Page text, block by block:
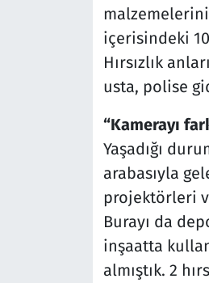
malzemelerini
içerisindeki
Hırsızlık
usta, polise
“Kamerayı
Yaşadığı
arabasıyla
projektörleri
Burayı da
inşaatta
almıştık. 2